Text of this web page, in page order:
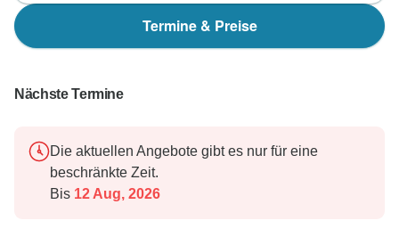
Termine & Preise
Nächste Termine
Die aktuellen Angebote gibt es nur für eine
beschränkte Zeit.
Bis 12 Aug, 2026